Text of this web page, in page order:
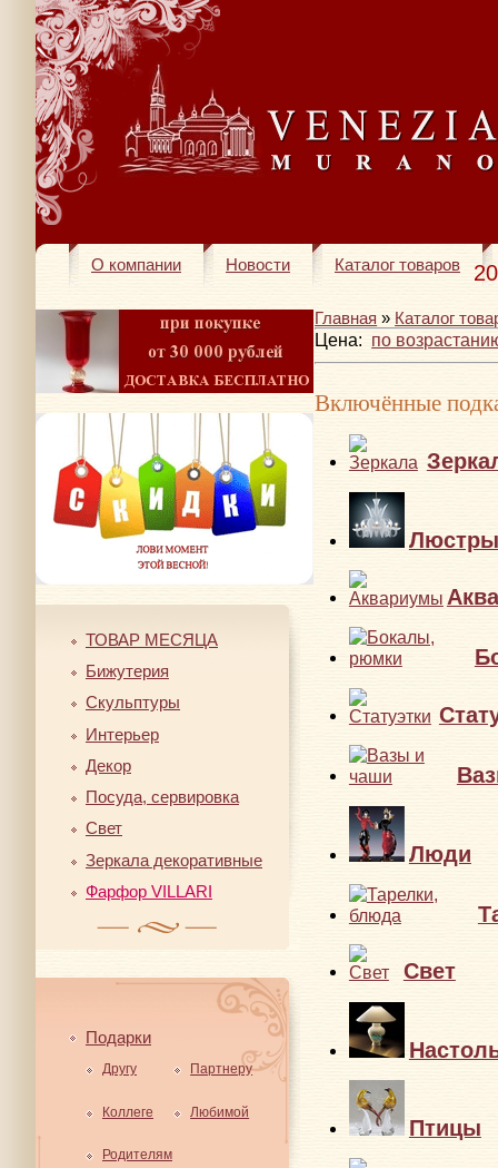
О компании Новости Каталог товаров
ТОВАР МЕСЯЦА
Бижутерия
Скульптуры
Интерьер
Декор
Посуда, сервировка
Свет
Зеркала декоративные
Фарфор VILLARI
Подарки
Другу Партнеру
Коллеге Любимой
Родителям
Главная » Каталог
Цена: по
Включённые
Люстры
Люди
Свет
Птицы